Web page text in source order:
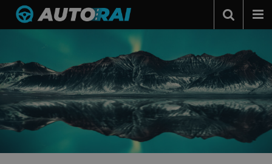
Podcast
Autotests
Automerken
Adverteren
Contact